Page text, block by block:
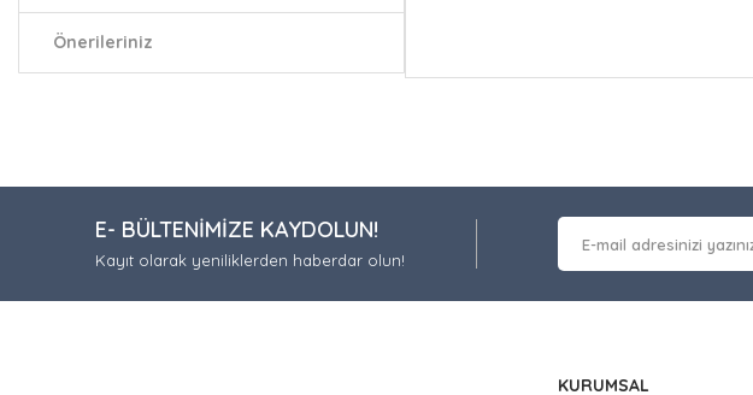
Önerileriniz
Ürün açıklamasında eksik bilgiler bulunuyor.
Ürün bilgilerinde hatalar bulunuyor.
Ürün fiyatı diğer sitelerden daha pahalı.
E- BÜLTENİMİZE KAYDOLUN!
Kayıt olarak yeniliklerden haberdar olun!
KURUMSAL